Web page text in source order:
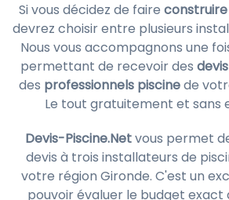
Si vous décidez de faire
devrez choisir entre plusieurs
Nous vous accompagnons une
permettant de recevoir des
des professionnels piscinede
Le tout gratuitement et sans
Devis-Piscine.Netvous permet
devis à trois installateurs de
votre région Gironde. C'est un
pouvoir évaluer le budget exact